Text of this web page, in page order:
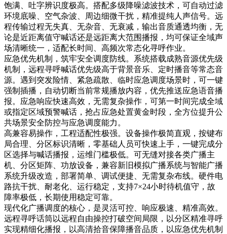
饱满、吐字辨识度极高。搭配多级降噪滤波技术，可自动过滤
环境底噪、空气杂波、周边细微干扰，精准提纯人声信号。远
程传输过程无失真、无杂音、无衰减，输出音质通透均衡，无
论是近距离值守喊话还是远距离大范围播报，均可保证全域声
场清晰统一，适配长时间、高频次常态化寻呼作业。
应急优先机制，筑牢安全调度防线。系统搭载成熟音源优先级
机制，远程寻呼喊话优先级高于背景音乐、定时播音等常态音
源。遇到突发险情、紧急疏散、临时应急调度场景时，可一键
强制插播，自动切断当前常规播放内容，优先推送应急语音播
报。应急响应快速高效，无需复杂操作，可第一时间完成全域
或指定区域预警喊话，抢占应急处置黄金时段，全方位提升公
共场景安全防控与应急调度能力。
高兼容易操作，工程适配性极强。设备操作极简直观，按键布
局合理、分区标识清晰，零基础人员可快速上手，一键完成分
区选择与喊话播报，运维门槛极低。可无缝对接各类广播主
机、分区矩阵、功放设备，兼容新旧模拟广播系统与智能广播
系统升级改造，部署简单、调试便捷、无需复杂布线。硬件电
路抗干扰、耐老化、运行稳定，支持7×24小时待机值守，故
障率极低，长期使用稳定可靠。
现代化广播调度的核心，是灵活可控、响应极速、精准高效。
远程寻呼话筒以远程自由操控打破空间局限，以分区精准寻呼
实现精细化播报，以高清拾音保障播音品质，以应急优先机制